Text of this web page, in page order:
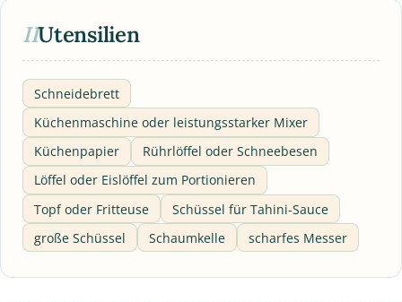
IIUtensilien
Schneidebrett
Küchenmaschine oder leistungsstarker Mixer
Küchenpapier
Rührlöffel oder Schneebesen
Löffel oder Eislöffel zum Portionieren
Topf oder Fritteuse
Schüssel für Tahini-Sauce
große Schüssel
Schaumkelle scharfes Messer